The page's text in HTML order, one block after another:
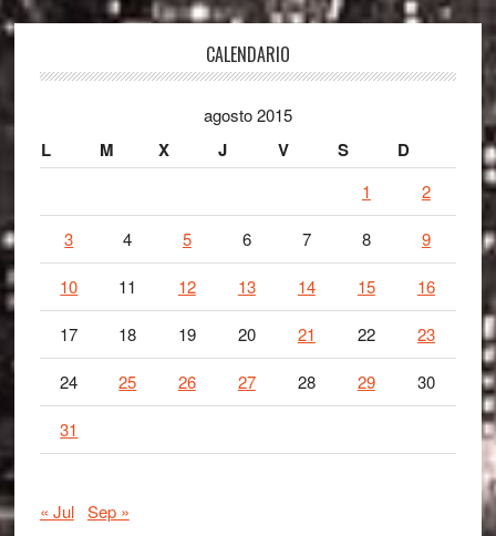
CALENDARIO
agosto 2015
L M X J V S D
1 2
3 4 5 6 7 8 9
10 11 12 13 14 15 16
17 18 19 20 21 22 23
24 25 26 27 28 29 30
31
« Jul Sep »